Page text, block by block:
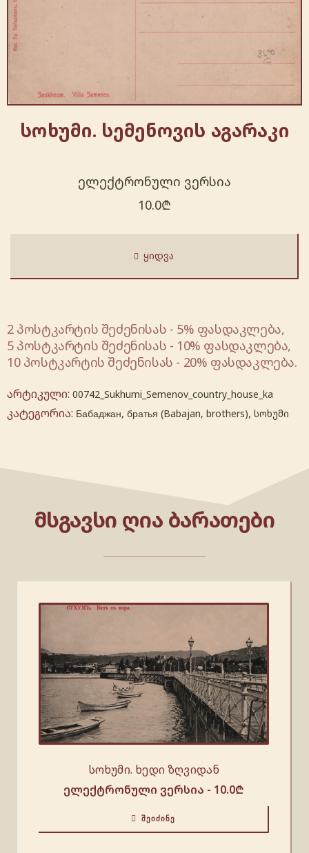
სოხუმი. სემენოვის აგარაკი
ელექტრონული ვერსია
10.0₾
ᲧᲘᲓᲕᲐ
2 პოსტკარტის შეძენისას - 5% ფასდაკლება,
5 პოსტკარტის შეძენისას - 10% ფასდაკლება,
10 პოსტკარტის შეძენისას - 20% ფასდაკლება.
არტიკული: 00742_Sukhumi_Semenov_country_house_ka
კატეგორია: Бабаджан, братья (Babajan, brothers), სოხუმი
ᲛᲡᲒᲐᲕᲡᲘ ᲦᲘᲐ ᲑᲐᲠᲐᲗᲔᲑᲘ
სოხუმი. ხედი ზღვიდან
ელექტრონული ვერსია - 10.0₾
ᲨᲔᲘᲫᲘᲜᲔ